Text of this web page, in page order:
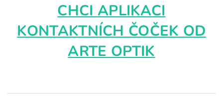
CHCI APLIKACI
KONTAKTNÍCH ČOČEK OD
ARTE OPTIK